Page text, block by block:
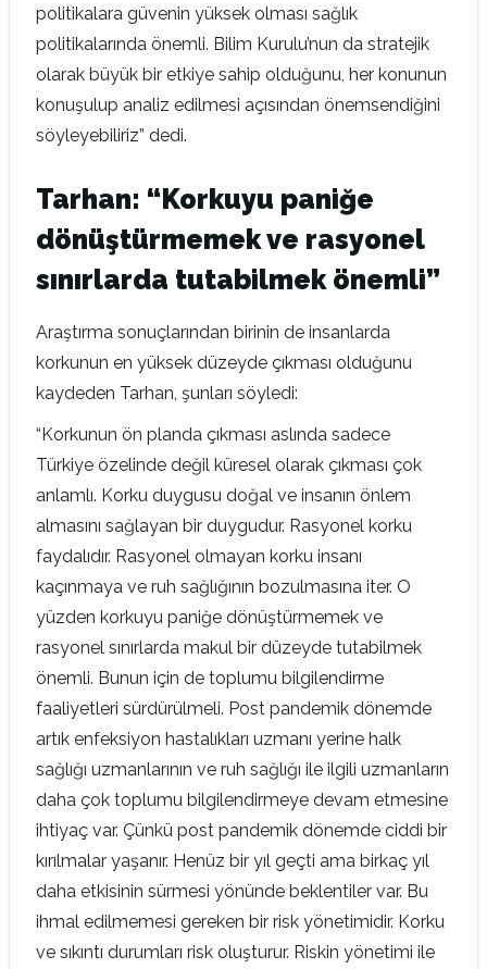
politikalara güvenin yüksek olması sağlık
politikalarında önemli. Bilim Kurulu’nun da stratejik
olarak büyük bir etkiye sahip olduğunu, her konunun
konuşulup analiz edilmesi açısından önemsendiğini
söyleyebiliriz” dedi.
Tarhan: “Korkuyu paniğe
dönüştürmemek ve rasyonel
sınırlarda tutabilmek önemli”
Araştırma sonuçlarından birinin de insanlarda
korkunun en yüksek düzeyde çıkması olduğunu
kaydeden Tarhan, şunları söyledi:
“Korkunun ön planda çıkması aslında sadece
Türkiye özelinde değil küresel olarak çıkması çok
anlamlı. Korku duygusu doğal ve insanın önlem
almasını sağlayan bir duygudur. Rasyonel korku
faydalıdır. Rasyonel olmayan korku insanı
kaçınmaya ve ruh sağlığının bozulmasına iter. O
yüzden korkuyu paniğe dönüştürmemek ve
rasyonel sınırlarda makul bir düzeyde tutabilmek
önemli. Bunun için de toplumu bilgilendirme
faaliyetleri sürdürülmeli. Post pandemik dönemde
artık enfeksiyon hastalıkları uzmanı yerine halk
sağlığı uzmanlarının ve ruh sağlığı ile ilgili uzmanların
daha çok toplumu bilgilendirmeye devam etmesine
ihtiyaç var. Çünkü post pandemik dönemde ciddi bir
kırılmalar yaşanır. Henüz bir yıl geçti ama birkaç yıl
daha etkisinin sürmesi yönünde beklentiler var. Bu
ihmal edilmemesi gereken bir risk yönetimidir. Korku
ve sıkıntı durumları risk oluşturur. Riskin yönetimi ile